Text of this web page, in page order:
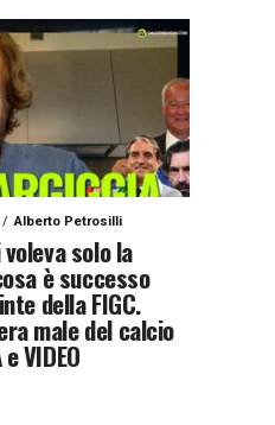
Alberto Petrosilli
solo la
è successo
della FIGC.
male del calcio
VIDEO